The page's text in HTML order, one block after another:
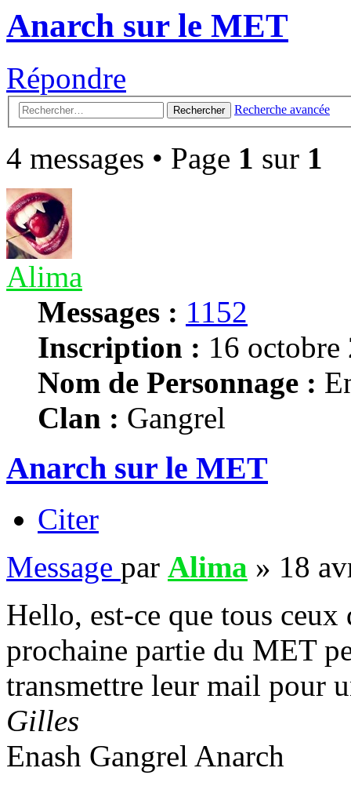
Anarch sur le MET
Répondre
Rechercher Recherche avancée
4 messages • Page 1 sur 1
Alima
Messages : 1152
Inscription : 16
Nom de Personnage :
Clan : Gangrel
Anarch sur le MET
Citer
Message par Alima » 18
Hello, est-ce que tous
prochaine partie du MET
transmettre leur mail pour
Gilles
Enash Gangrel Anarch